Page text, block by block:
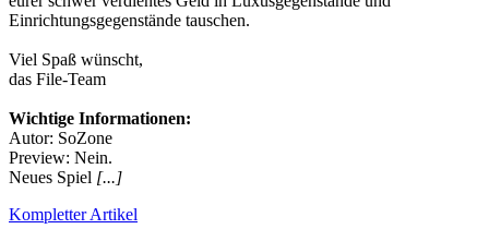
Einrichtungsgegenstände tauschen.
Viel Spaß wünscht,
das File-Team
Wichtige Informationen:
Autor: SoZone
Preview: Nein.
Neues Spiel [...]
Kompletter Artikel